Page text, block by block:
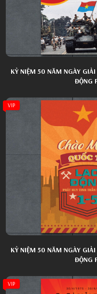
KỶ NIỆM 50 NĂM NGÀY
ĐỘNG
VIP
KỶ NIỆM 50 NĂM NGÀY
ĐỘNG
VIP